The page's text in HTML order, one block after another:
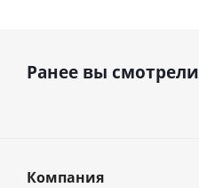
Ранее вы смотрели
Компания